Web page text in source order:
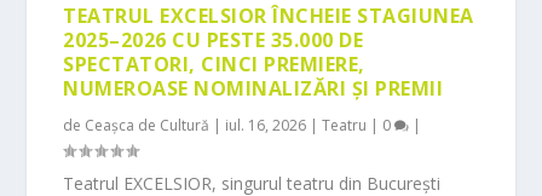
TEATRUL EXCELSIOR ÎNCHEIE STAGIUNEA
2025–2026 CU PESTE 35.000 DE
SPECTATORI, CINCI PREMIERE,
NUMEROASE NOMINALIZĂRI ȘI PREMII
de Ceașca de Cultură | iul. 16, 2026 |Teatru | 0 |
Teatrul EXCELSIOR, singurul teatru din București